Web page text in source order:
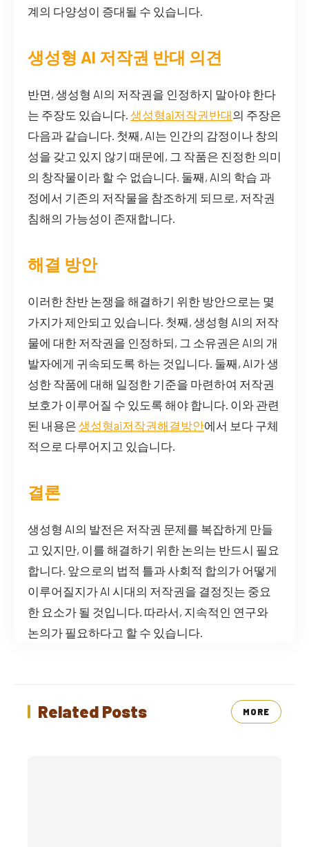
계의 다양성이 증대될 수 있습니다.
생성형 AI 저작권 반대 의견
반면, 생성형 AI의 저작권을 인정하지 말아야 한다
는 주장도 있습니다. 생성형ai저작권반대의 주장은
다음과 같습니다. 첫째, AI는 인간의 감정이나 창의
성을 갖고 있지 않기 때문에, 그 작품은 진정한 의미
의 창작물이라 할 수 없습니다. 둘째, AI의 학습 과
정에서 기존의 저작물을 참조하게 되므로, 저작권
침해의 가능성이 존재합니다.
해결 방안
이러한 찬반 논쟁을 해결하기 위한 방안으로는 몇
가지가 제안되고 있습니다. 첫째, 생성형 AI의 저작
물에 대한 저작권을 인정하되, 그 소유권은 AI의 개
발자에게 귀속되도록 하는 것입니다. 둘째, AI가 생
성한 작품에 대해 일정한 기준을 마련하여 저작권
보호가 이루어질 수 있도록 해야 합니다. 이와 관련
된 내용은 생성형ai저작권해결방안에서 보다 구체
적으로 다루어지고 있습니다.
결론
생성형 AI의 발전은 저작권 문제를 복잡하게 만들
고 있지만, 이를 해결하기 위한 논의는 반드시 필요
합니다. 앞으로의 법적 틀과 사회적 합의가 어떻게
이루어질지가 AI 시대의 저작권을 결정짓는 중요
한 요소가 될 것입니다. 따라서, 지속적인 연구와
논의가 필요하다고 할 수 있습니다.
Related Posts MORE